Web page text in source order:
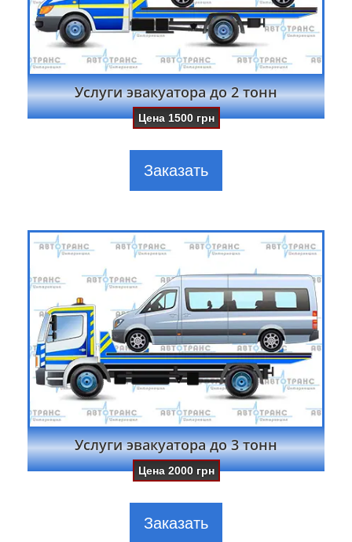
Услуги эвакуатора до 2 тонн
Цена1500 грн
Заказать
Услуги эвакуатора до 3 тонн
Цена2000 грн
Заказать